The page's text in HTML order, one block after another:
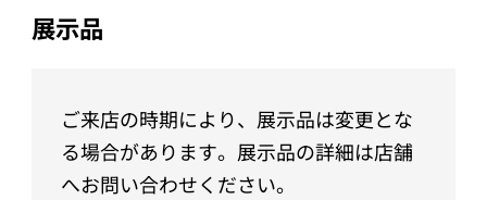
展示品
ご来店の時期により、展示品は変更とな
る場合があります。展示品の詳細は店舗
へお問い合わせください。